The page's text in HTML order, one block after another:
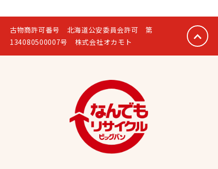
古物商許可番号 北海道公安委員会許可 第
134080500007号 株式会社オカモト